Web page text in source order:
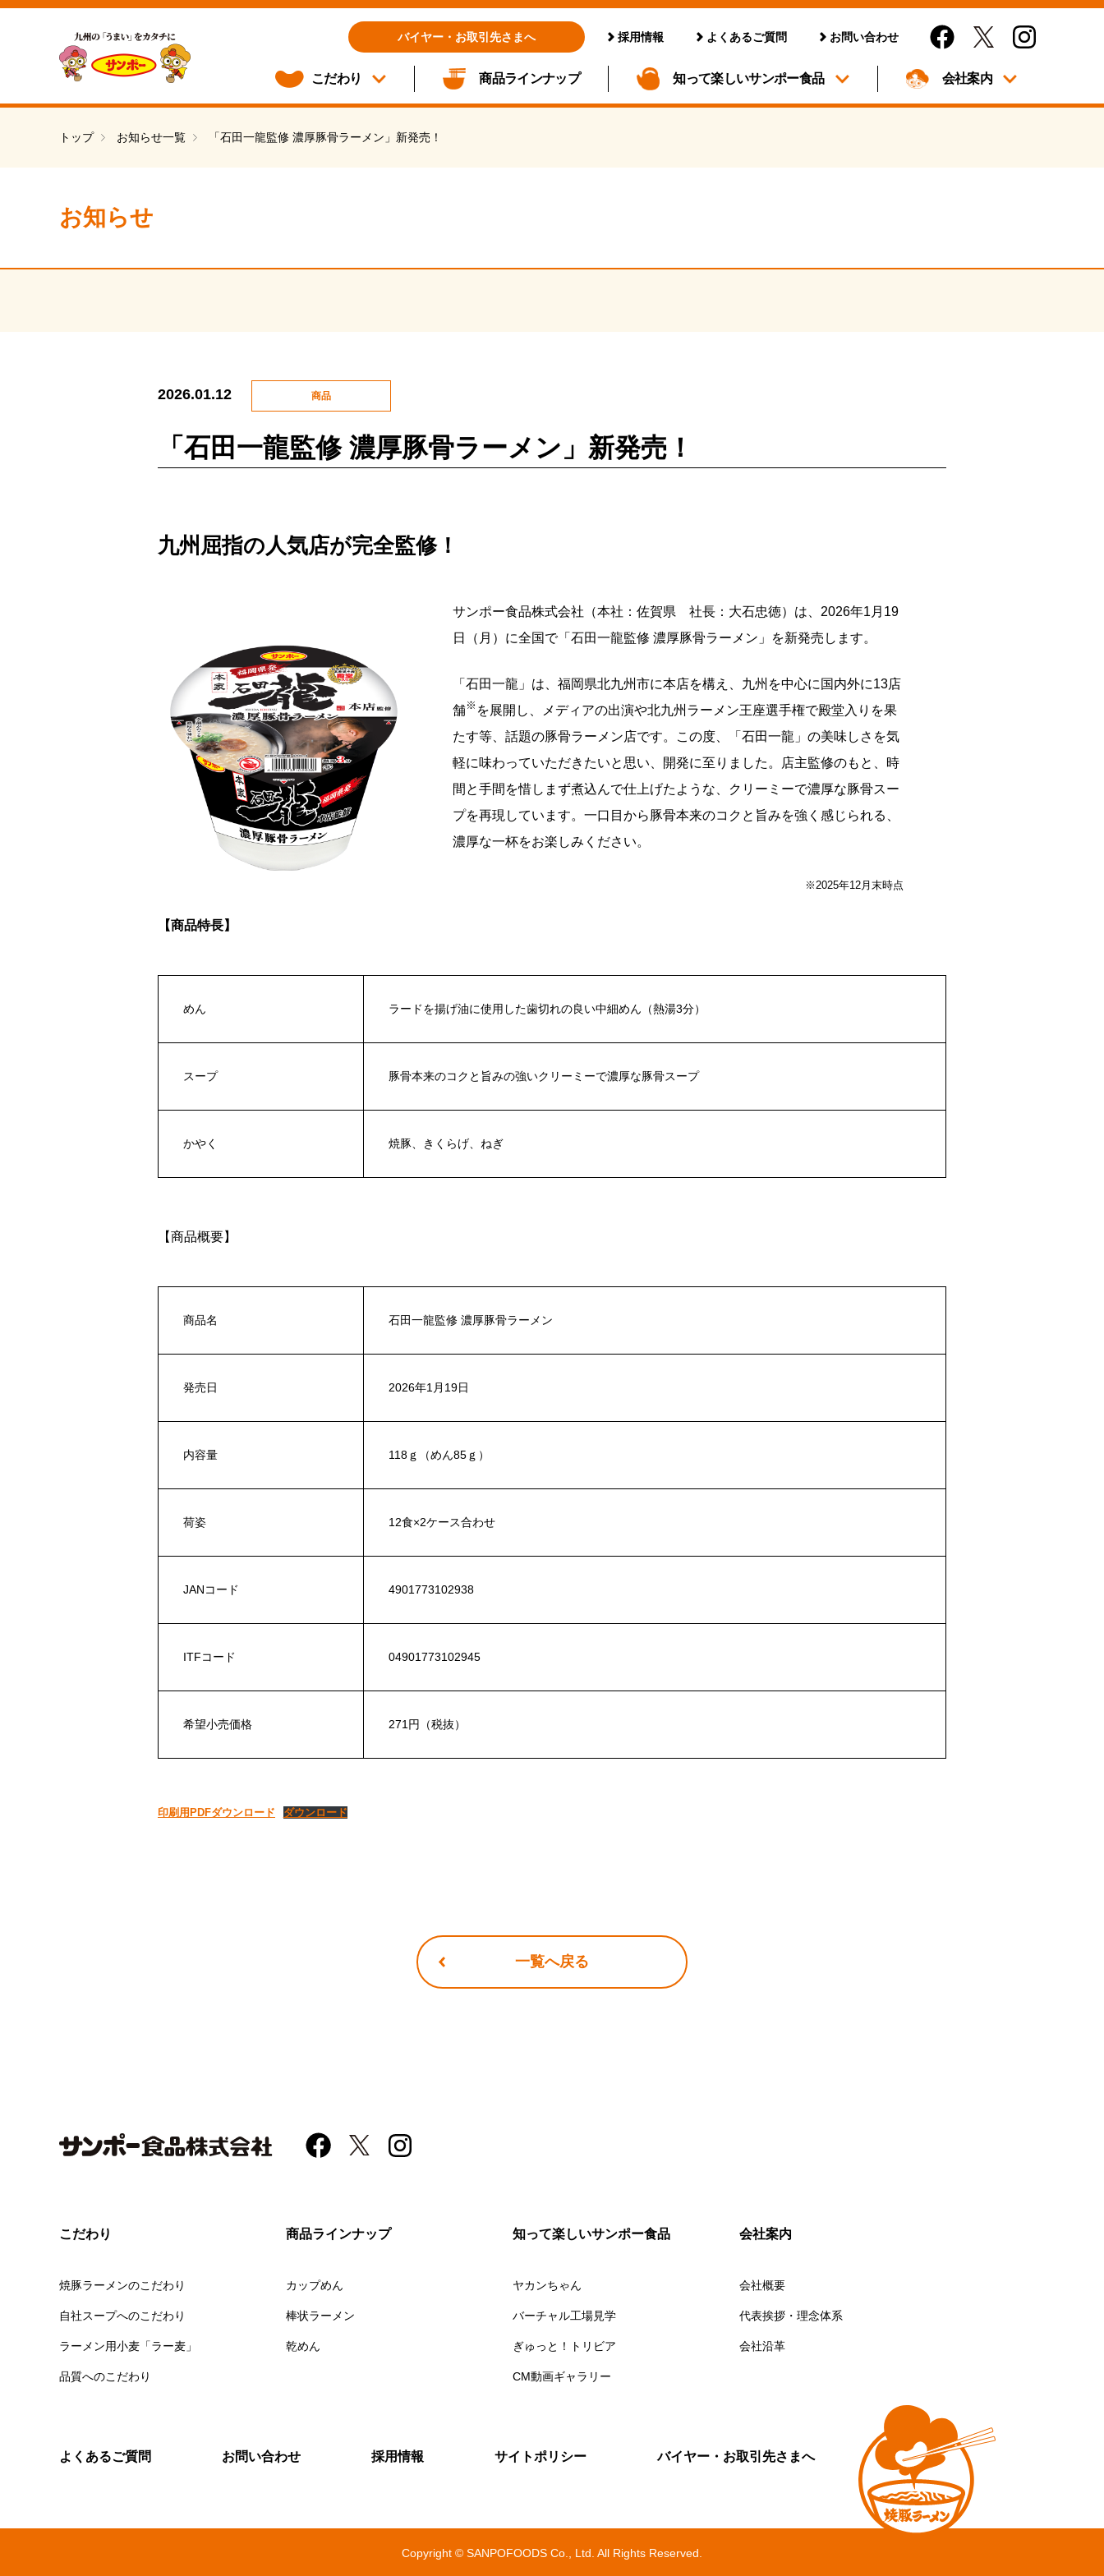
バイヤー・お取引先さまへ 採用情報 よくあるご質問 お問い合わせ
こだわり 商品ラインナップ 知って楽しいサンポー食品 会社案内
トップ お知らせ一覧 「石田一龍監修 濃厚豚骨ラーメン」新発売！
お知らせ
2026.01.12 商品
「石田一龍監修 濃厚豚骨ラーメン」新発売！
九州屈指の人気店が完全監修！
サンポー食品株式会社（本社：佐賀県 社長：大石忠徳）は、2026年1月19
日（月）に全国で「石田一龍監修 濃厚豚骨ラーメン」を新発売します。
「石田一龍」は、福岡県北九州市に本店を構え、九州を中心に国内外に13店
舗※ を展開し、メディアの出演や北九州ラーメン王座選手権で殿堂入りを果
たす等、話題の豚骨ラーメン店です。この度、「石田一龍」の美味しさを気
軽に味わっていただきたいと思い、開発に至りました。店主監修のもと、時
間と手間を惜しまず煮込んで仕上げたような、クリーミーで濃厚な豚骨スー
プを再現しています。一口目から豚骨本来のコクと旨みを強く感じられる、
濃厚な一杯をお楽しみください。
※2025年12月末時点
【商品特長】
めん ラードを揚げ油に使用した歯切れの良い中細めん（熱湯3分）
スープ 豚骨本来のコクと旨みの強いクリーミーで濃厚な豚骨スープ
かやく 焼豚、きくらげ、ねぎ
【商品概要】
商品名 石田一龍監修 濃厚豚骨ラーメン
発売日 2026年1月19日
内容量 118ｇ（めん85ｇ）
荷姿 12食×2ケース合わせ
JANコード 4901773102938
ITFコード 04901773102945
希望小売価格 271円（税抜）
印刷用PDFダウンロード ダウンロード
一覧へ戻る
こだわり
焼豚ラーメンのこだわり
自社スープへのこだわり
ラーメン用小麦「ラー麦」
品質へのこだわり
商品ラインナップ
カップめん
棒状ラーメン
乾めん
知って楽しいサンポー食品
ヤカンちゃん
バーチャル工場見学
ぎゅっと！トリビア
CM動画ギャラリー
会社案内
会社概要
代表挨拶・理念体系
会社沿革
よくあるご質問 お問い合わせ 採用情報 サイトポリシー バイヤー・お取引先さまへ
Copyright © SANPOFOODS Co., Ltd. All Rights Reserved.